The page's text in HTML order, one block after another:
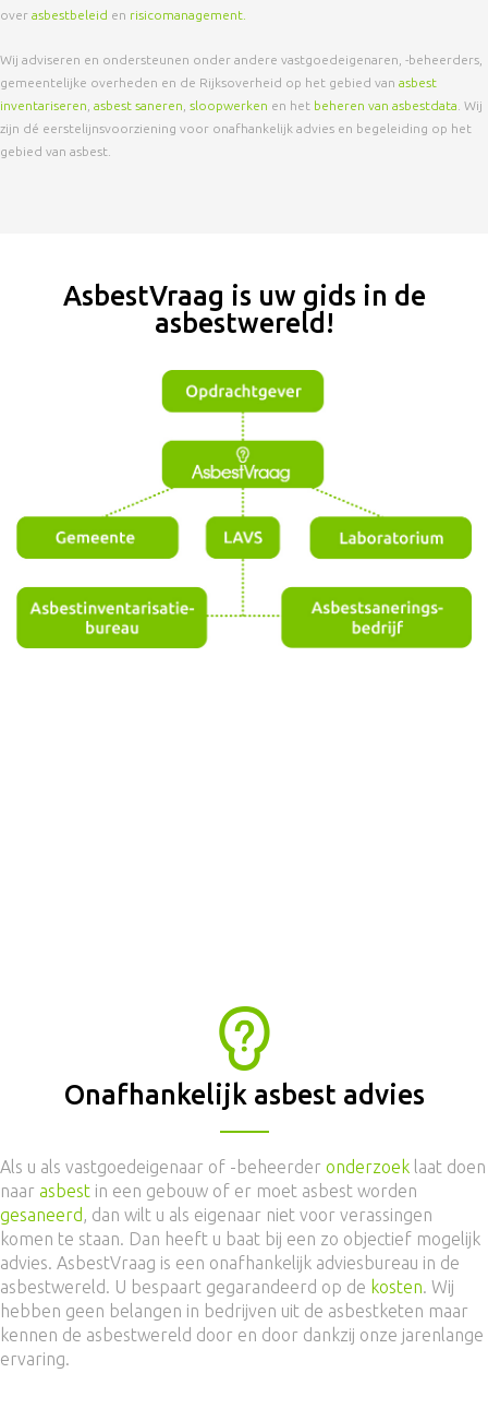
over asbestbeleid en risicomanagement.
Wij adviseren en ondersteunen onder andere vastgoedeigenaren, -beheerders,
gemeentelijke overheden en de Rijksoverheid op het gebied van asbest
inventariseren asbest saneren sloopwerken en het beheren van asbestdata . Wij
zijn dé eerstelijnsvoorziening voor onafhankelijk advies en begeleiding op het
gebied van asbest.
AsbestVraag is uw gids in de
asbestwereld!
Onafhankelijk asbest advies
Als u als vastgoedeigenaar of -beheerder onderzoek laat doen
naar asbest in een gebouw of er moet asbest worden
gesaneerd
, dan wilt u als eigenaar niet voor verassingen
komen te staan. Dan heeft u baat bij een zo objectief mogelijk
advies. AsbestVraag is een onafhankelijk adviesbureau in de
asbestwereld. U bespaart gegarandeerd op de kosten . Wij
hebben geen belangen in bedrijven uit de asbestketen maar
kennen de asbestwereld door en door dankzij onze jarenlange
ervaring.